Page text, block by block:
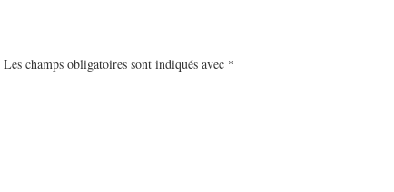
Les champs obligatoires sont indiqués avec *